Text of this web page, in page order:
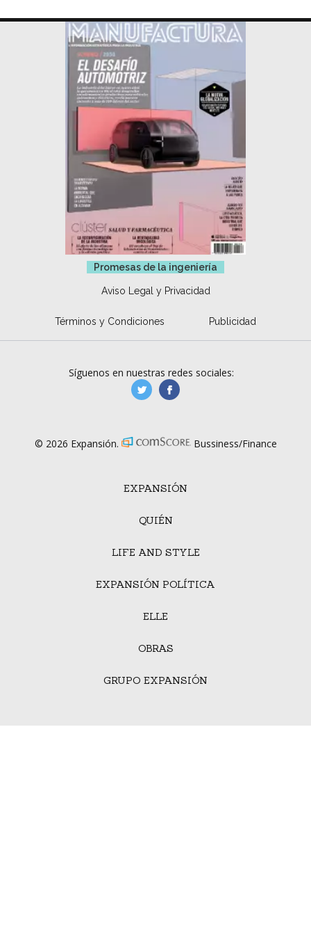
Promesas de la ingeniería
Aviso Legal y Privacidad
Términos y Condiciones Publicidad
EXPANSIÓN
QUIÉN
LIFE AND STYLE
EXPANSIÓN POLÍTICA
ELLE
OBRAS
GRUPO EXPANSIÓN
Síguenos en nuestras redes sociales:
manufacturaGE
© 2026 Expansión. Bussiness/Finance